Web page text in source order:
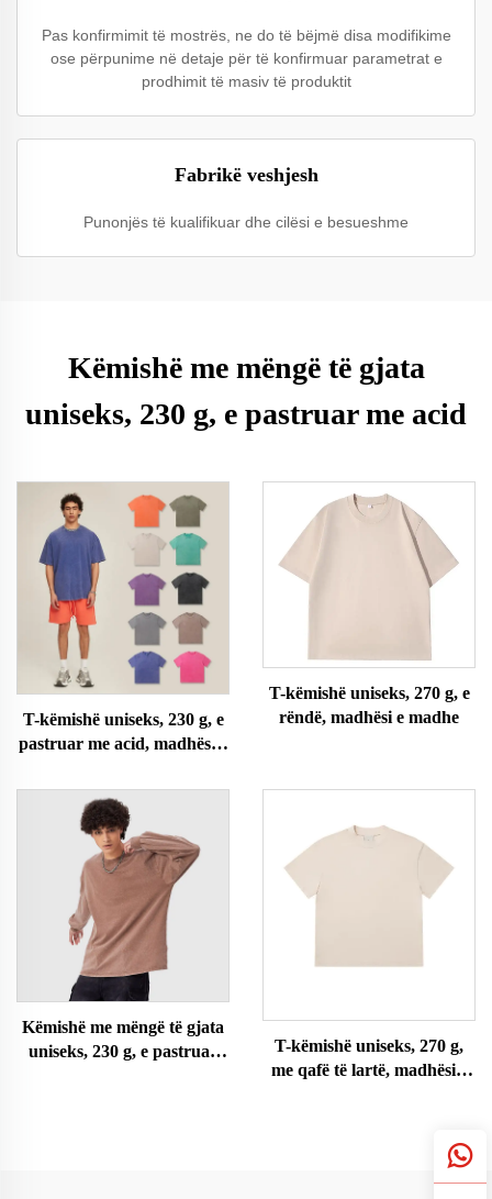
Pas konfirmimit të mostrës, ne do të bëjmë disa modifikime
ose përpunime në detaje për të konfirmuar parametrat e
prodhimit të masiv të produktit
Fabrikë veshjesh
Punonjës të kualifikuar dhe cilësi e besueshme
Këmishë me mëngë të gjata
uniseks, 230 g, e pastruar me acid
T-këmishë uniseks, 230 g, e
pastruar me acid, madhësi e
T-këmishë uniseks, 270 g, e
rëndë, madhësi e madhe
Këmishë me mëngë të gjata
uniseks, 230 g, e pastruar
T-këmishë uniseks, 270 g,
me qafë të lartë, madhësi e